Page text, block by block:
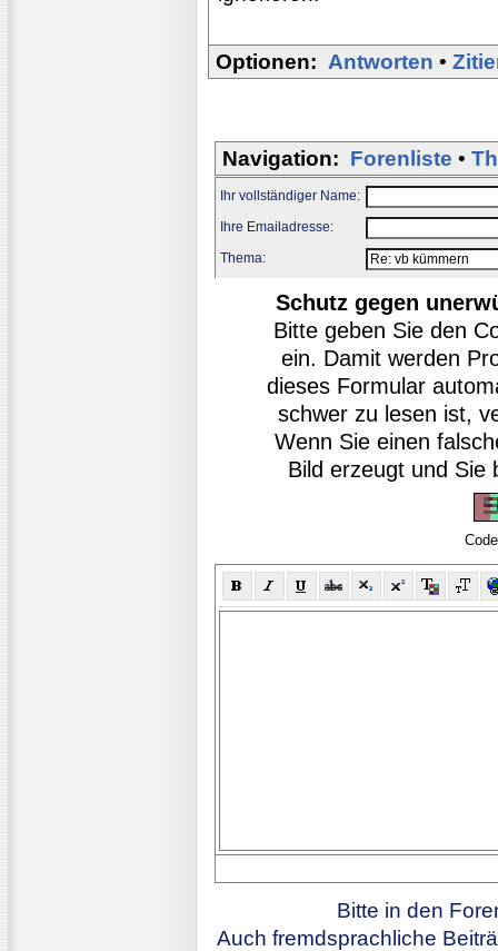
Optionen: Antworten •
Navigation: Forenliste •
Ihr vollständiger Name:
Ihre Emailadresse:
Thema:
Schutz gegen
Bitte geben Sie den
ein. Damit werden
dieses Formular
schwer zu lesen ist,
Wenn Sie einen
Bild erzeugt und Sie
Bitte in den
Auch fremdsprachliche